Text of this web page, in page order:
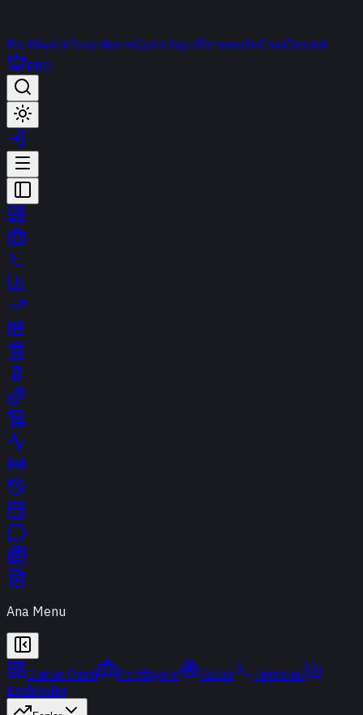
PortföyümFavorilerimCanlı YayınTerminalt-ChatDestek
PRO
Ana Menu
Günün Özeti Portföyüm Radar
Terminal
Endeksler